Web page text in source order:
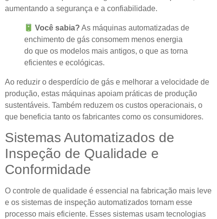
aumentando a segurança e a confiabilidade.
Você sabia? As máquinas automatizadas de
enchimento de gás consomem menos energia
do que os modelos mais antigos, o que as torna
eficientes e ecológicas.
Ao reduzir o desperdício de gás e melhorar a velocidade de
produção, estas máquinas apoiam práticas de produção
sustentáveis. Também reduzem os custos operacionais, o
que beneficia tanto os fabricantes como os consumidores.
Sistemas Automatizados de
Inspeção de Qualidade e
Conformidade
O controle de qualidade é essencial na fabricação mais leve
e os sistemas de inspeção automatizados tornam esse
processo mais eficiente. Esses sistemas usam tecnologias